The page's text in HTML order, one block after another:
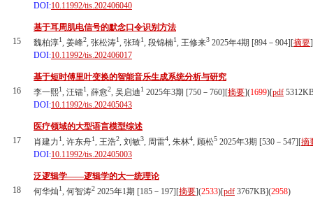
DOI:10.11992/tis.202406040
15
基于耳周肌电信号的默念口令识别方法
魏柏淳1, 姜峰2, 张松涛1, 张琦1, 段锦楠1, 王修来3 2025年4期 [894－904][摘要
DOI:10.11992/tis.202406017
16
基于短时傅里叶变换的智能音乐生成系统分析与研究
李一熙1, 汪镭1, 薛愈2, 吴启迪1 2025年3期 [750－760][摘要](1699)[pdf
DOI:10.11992/tis.202405043
17
医疗领域的大型语言模型综述
肖建力1, 许东舟1, 王浩2, 刘敏3, 周雷4, 朱林4, 顾松5 2025年3期 [530－547][摘
DOI:10.11992/tis.202405003
18
泛逻辑学——逻辑学的大一统理论
何华灿1, 何智涛2 2025年1期 [185－197][摘要](2533)[pdf 3767KB](2958)